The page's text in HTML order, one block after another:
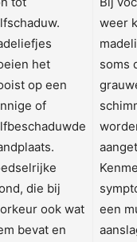
het
op een
of
die bij
ook wat
bevat en
weer
soms
een